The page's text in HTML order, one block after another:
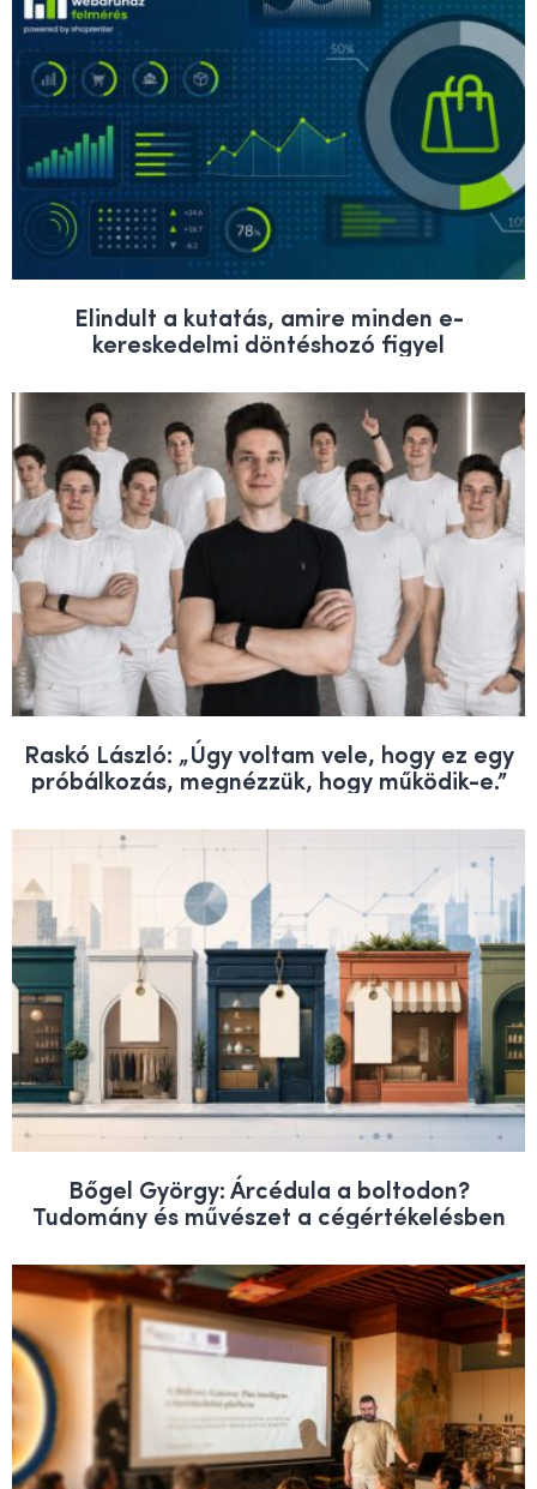
Elindult a kutatás, amire minden e-
kereskedelmi döntéshozó figyel
Raskó László: „Úgy voltam vele, hogy ez egy
próbálkozás, megnézzük, hogy működik-e.”
Bőgel György: Árcédula a boltodon?
Tudomány és művészet a cégértékelésben